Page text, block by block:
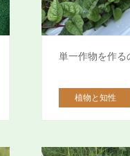
単一作物を作る
植物と知性